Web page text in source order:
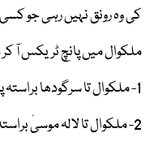
کی وہ رونق نہیں رہی جو
ملکوال میں پانچ ٹریکس آ
1- ملکوال تا سرگودھا براستہ پھلروان
2- ملکوال تا لالہ موسیٰ براستہ منڈی